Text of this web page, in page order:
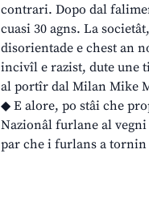
contrari. Dopo dal
cuasi 30 agns. La
disorientade e chest an
incivîl e razist, dute une
al portîr dal Milan Mike
◆ E alore, po stâi che
Nazionâl furlane al
par che i furlans a tornin